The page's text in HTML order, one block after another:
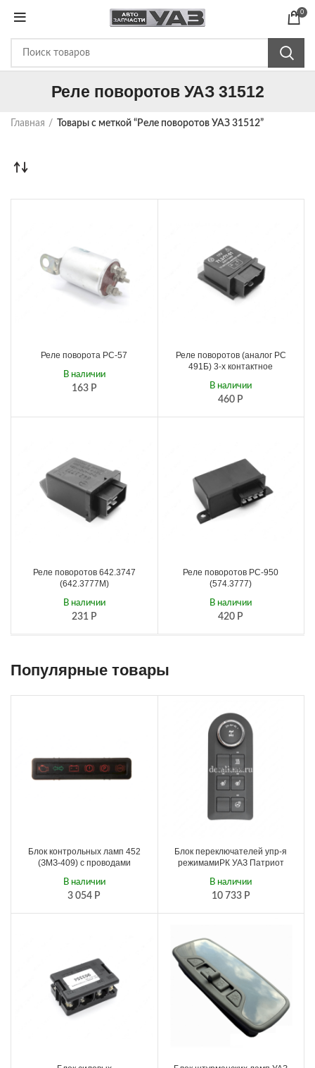
0
Реле поворотов УАЗ 31512
Главная Товары с меткой “Реле поворотов УАЗ 31512”
Реле поворота РС-57
163 Р
В наличии
Реле поворотов (аналог РС
491Б) 3-х контактное
460 Р
В наличии
Реле поворотов 642.3747
(642.3777М)
231 Р
В наличии
Реле поворотов РС-950
(574.3777)
420 Р
В наличии
Популярные товары
Блок контрольных ламп 452
(ЗМЗ-409) с проводами
3 054 Р
В наличии
Блок переключателей упр-я
режимамиРК УАЗ Патриот
10 733 Р
В наличии